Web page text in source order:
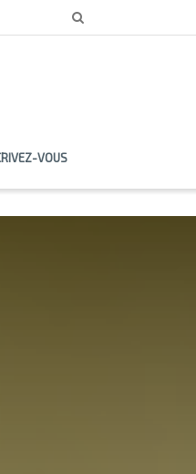
VOUS